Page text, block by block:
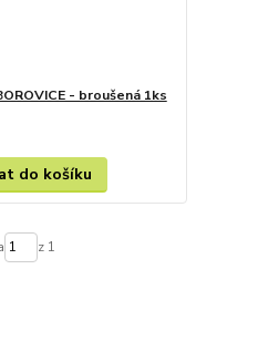
- broušená 1ks
do košíku
z 1